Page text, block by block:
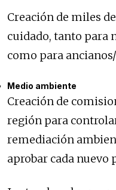
Creación de miles
cuidado, tanto para
como para
Medio ambiente
Creación de
región para
remediación
aprobar cada nuevo